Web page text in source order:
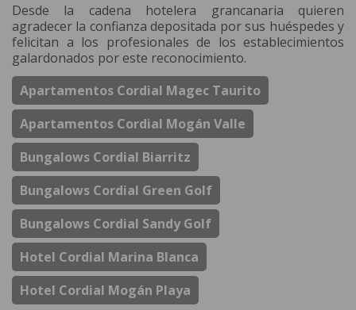
Desde la cadena hotelera grancanaria quieren
agradecer la confianza depositada por sus huéspedes y
felicitan a los profesionales de los establecimientos
galardonados por este reconocimiento.
Apartamentos Cordial Magec Taurito
Apartamentos Cordial Mogán Valle
Bungalows Cordial Biarritz
Bungalows Cordial Green Golf
Bungalows Cordial Sandy Golf
Hotel Cordial Marina Blanca
Hotel Cordial Mogán Playa